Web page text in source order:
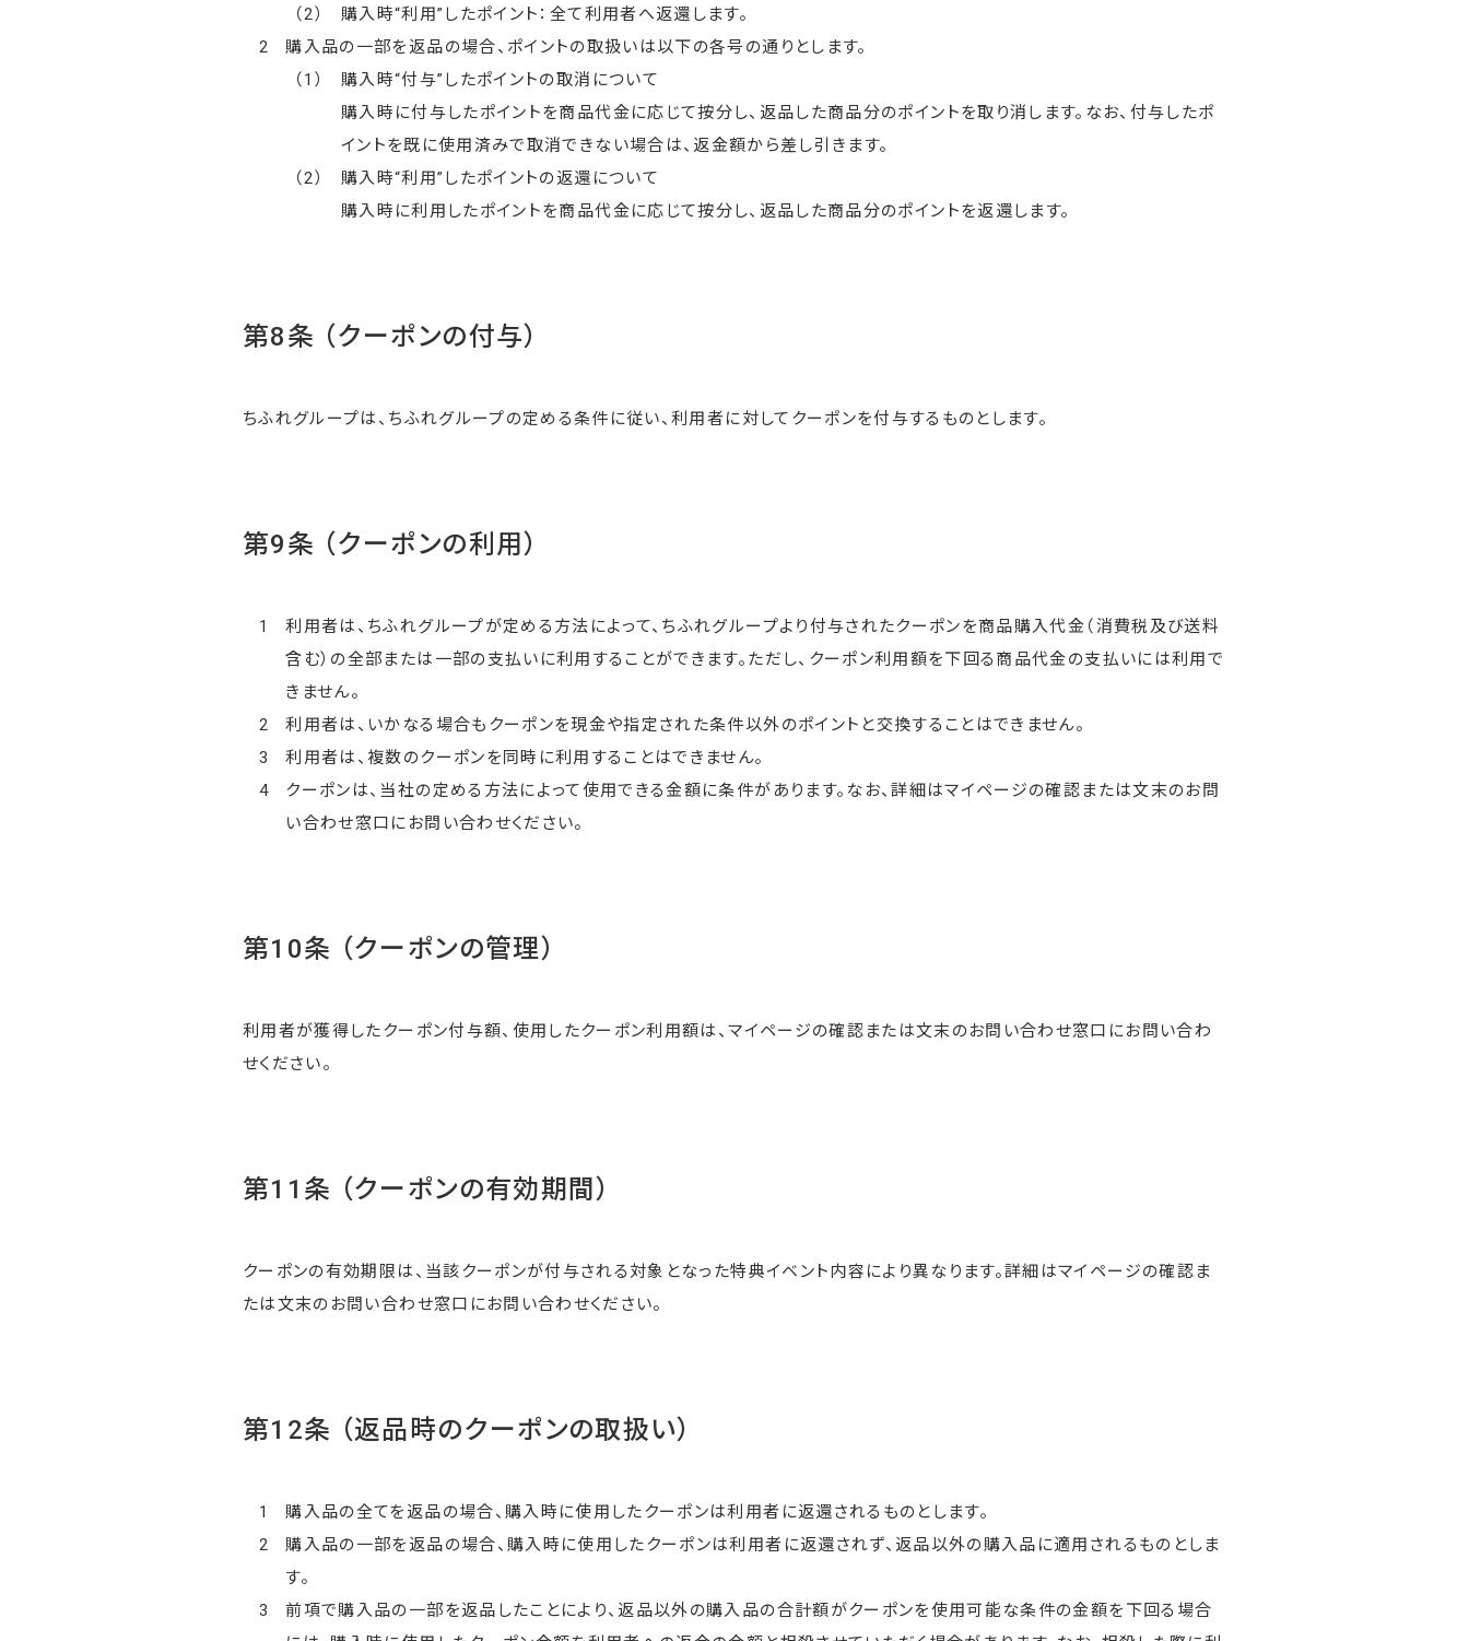
（2）
購入時“利用”したポイント：全て利用者へ返還します。
2
購入品の一部を返品の場合、ポイントの取扱いは以下の各号の通りとします。
（1）
購入時“付与”したポイントの取消について
購入時に付与したポイントを商品代金に応じて按分し、返品した商品分のポイントを取り消します。なお、付与したポ
イントを既に使用済みで取消できない場合は、返金額から差し引きます。
（2）
購入時“利用”したポイントの返還について
購入時に利用したポイントを商品代金に応じて按分し、返品した商品分のポイントを返還します。
第8条 （クーポンの付与）
ちふれグループは、ちふれグループの定める条件に従い、利用者に対してクーポンを付与するものとします。
第9条 （クーポンの利用）
1
利用者は、ちふれグループが定める方法によって、ちふれグループより付与されたクーポンを商品購入代金（消費税及び送料
含む）の全部または一部の支払いに利用することができます。ただし、クーポン利用額を下回る商品代金の支払いには利用で
きません。
2
利用者は、いかなる場合もクーポンを現金や指定された条件以外のポイントと交換することはできません。
3
利用者は、複数のクーポンを同時に利用することはできません。
4
クーポンは、当社の定める方法によって使用できる金額に条件があります。なお、詳細はマイページの確認または文末のお問
い合わせ窓口にお問い合わせください。
第10条 （クーポンの管理）
利用者が獲得したクーポン付与額、使用したクーポン利用額は、マイページの確認または文末のお問い合わせ窓口にお問い合わ
せください。
第11条 （クーポンの有効期間）
クーポンの有効期限は、当該クーポンが付与される対象となった特典イベント内容により異なります。詳細はマイページの確認ま
たは文末のお問い合わせ窓口にお問い合わせください。
第12条 （返品時のクーポンの取扱い）
1
購入品の全てを返品の場合、購入時に使用したクーポンは利用者に返還されるものとします。
2
購入品の一部を返品の場合、購入時に使用したクーポンは利用者に返還されず、返品以外の購入品に適用されるものとしま
す。
3
前項で購入品の一部を返品したことにより、返品以外の購入品の合計額がクーポンを使用可能な条件の金額を下回る場合